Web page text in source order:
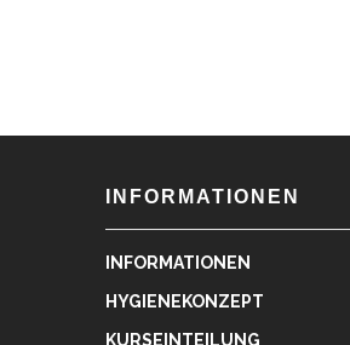
INFORMATIONEN
INFORMATIONEN
HYGIENEKONZEPT
KURSEINTEILUNG